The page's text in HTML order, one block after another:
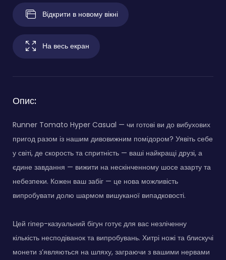
Відкрити в новому вікні
На весь екран
Опис:
Runner Tomato Hyper Casual — чи готові ви до вибухових
пригод разом із нашим дивовижним помідором? Уявіть себе
у світі, де скорость та спритність — ваші найкращі друзі, а
єдине завдання — вижити на нескінченному шосе азарту та
небезпеки. Кожен ваш забіг — це нова можливість
випробувати долю шармом вишуканої випадковості.
Цей гіпер-казуальний бігун готує для вас незліченну
кількість несподіванок та випробувань. Хитрі ножі та блискучі
монети з’являються на шляху, заграючи з вашими нервами